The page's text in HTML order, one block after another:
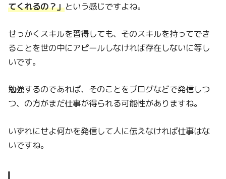
てくれるの？」という感じですよね。
せっかくスキルを習得しても、そのスキルを持ってでき
ることを世の中にアピールしなければ存在しないに等し
いです。
勉強するのであれば、そのことをブログなどで発信しつ
つ、の方がまだ仕事が得られる可能性がありますね。
いずれにせよ何かを発信して人に伝えなければ仕事はな
いですね。